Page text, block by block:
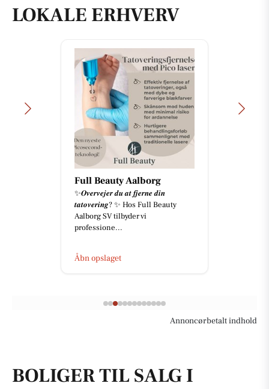
LOKALE ERHVERV
Full Beauty Aalborg
✨𝑶𝒗𝒆𝒓𝒗𝒆𝒋𝒆𝒓 𝒅𝒖 𝒂𝒕 𝒇𝒋𝒆𝒓𝒏𝒆 𝒅𝒊𝒏
𝒕𝒂𝒕𝒐𝒗𝒆𝒓𝒊𝒏𝒈? ✨ Hos Full Beauty
Aalborg SV tilbyder vi
professione...
Åbn opslaget
Annoncørbetalt indhold
BOLIGER TIL SALG I